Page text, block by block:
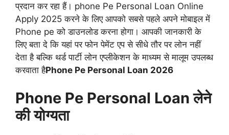
प्रदान कर रहा हैं। phone Pe Personal Loan Online
Apply 2025 करने के लिए आपको सबसे पहले अपने मोबाइल में
Phone pe को डाउनलोड करना होगा। आपकी जानकारी के
लिए बता दे कि यहां पर फोन पेमेंट एप से सीधे तौर पर लोन नहीं
देता है बल्कि थर्ड पार्टी लोन एप्लीकेशन के माध्यम से मालूम उपलब्ध
करवाता हैPhone Pe Personal Loan 2026
Phone Pe Personal Loan लेने
की योग्यता